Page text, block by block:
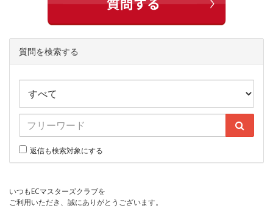
質問を検索する
返信も検索対象にする
いつもECマスターズクラブを
ご利用いただき、誠にありがとうございます。